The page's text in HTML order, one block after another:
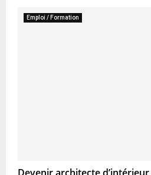
Emploi / Formation